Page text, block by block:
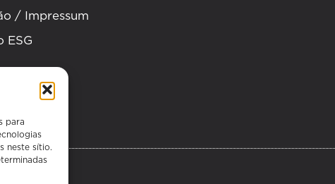
para
neste sítio.
/ Impressum
ESG